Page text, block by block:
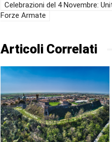
Celebrazioni del 4 Novembre:
Forze Armate
Articoli Correlati